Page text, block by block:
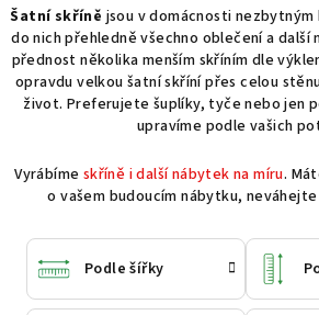
Šatní skříně jsou v domácnosti
do nich přehledně všechno oblečení a
přednost několika menším skříním dle
opravdu velkou šatní skříní přes celou
život. Preferujete šuplíky, tyče nebo jen
upravíme podle vašich
Vyrábíme skříně i další nábytek na míru.
o vašem budoucím nábytku,
Podle šířky